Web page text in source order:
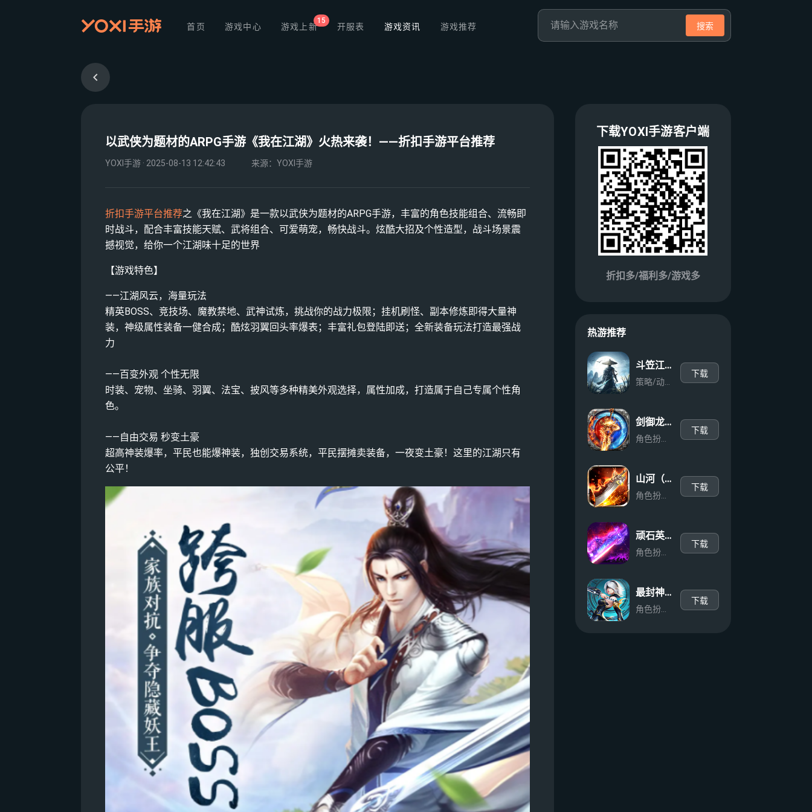
首页 游戏中心 游戏上新
15
开服表 游戏资讯 游戏推荐 搜索
以武侠为题材的ARPG手游《我在江湖》火热来袭！——折扣手游平台推荐
YOXI手游 · 2025-08-13 12:42:43 来源：YOXI手游
折扣手游平台推荐之《我在江湖》是一款以武侠为题材的ARPG手游，丰富的角色技能组合、流畅即
时战斗，配合丰富技能天赋、武将组合、可爱萌宠，畅快战斗。炫酷大招及个性造型，战斗场景震
撼视觉，给你一个江湖味十足的世界
【游戏特色】
——江湖风云，海量玩法
精英BOSS、竞技场、魔教禁地、武神试炼，挑战你的战力极限；挂机刷怪、副本修炼即得大量神
装，神级属性装备一健合成；酷炫羽翼回头率爆表；丰富礼包登陆即送；全新装备玩法打造最强战
力
——百变外观 个性无限
时装、宠物、坐骑、羽翼、法宝、披风等多种精美外观选择，属性加成，打造属于自己专属个性角
色。
——自由交易 秒变土豪
超高神装爆率，平民也能爆神装，独创交易系统，平民摆摊卖装备，一夜变土豪！这里的江湖只有
公平！
下载YOXI手游客户端
折扣多/福利多/游戏多
热游推荐
斗笠江湖（30倍代金返利）
策略/动作/武侠
下载
剑御龙城（神帝鸿蒙爽爽爆）
角色扮演/动作/传奇
下载
山河（末影高爆专属）
角色扮演/冒险/传奇
下载
顽石英雄（复古合击天天648）
角色扮演/动作/传奇
下载
最封神（十倍返利）
角色扮演/动作/魔幻
下载